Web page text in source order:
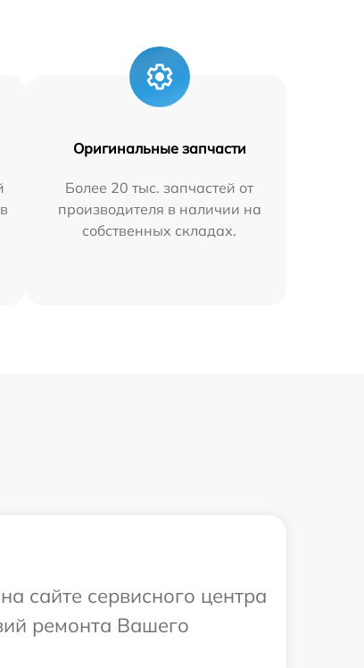
Оригинальные запчасти
Более 20 тыс. запчастей от
производителя в наличии на
собственных складах.
сайте сервисного центра
ремонта Вашего